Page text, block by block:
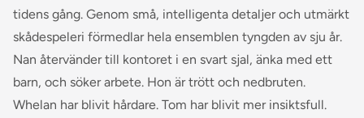
tidens gång. Genom små, intelligenta detaljer och utmärkt
skådespeleri förmedlar hela ensemblen tyngden av sju år.
Nan återvänder till kontoret i en svart sjal, änka med ett
barn, och söker arbete. Hon är trött och nedbruten.
Whelan har blivit hårdare. Tom har blivit mer insiktsfull.